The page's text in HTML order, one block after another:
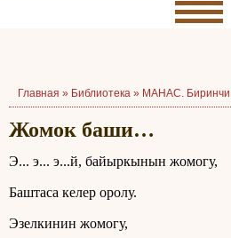
Главная » Библиотека » МАНАС. Биринчи
Жомок баши…
Э... э... э...й, байыркынын жомогу,
Баштаса келер оролу.
Эзелкинин жомогу,